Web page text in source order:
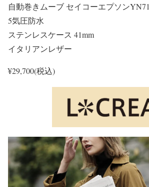
自動巻きムーブ セイコーエプソンYN71
5気圧防水
ステンレスケース 41mm
イタリアンレザー
¥29,700(税込)